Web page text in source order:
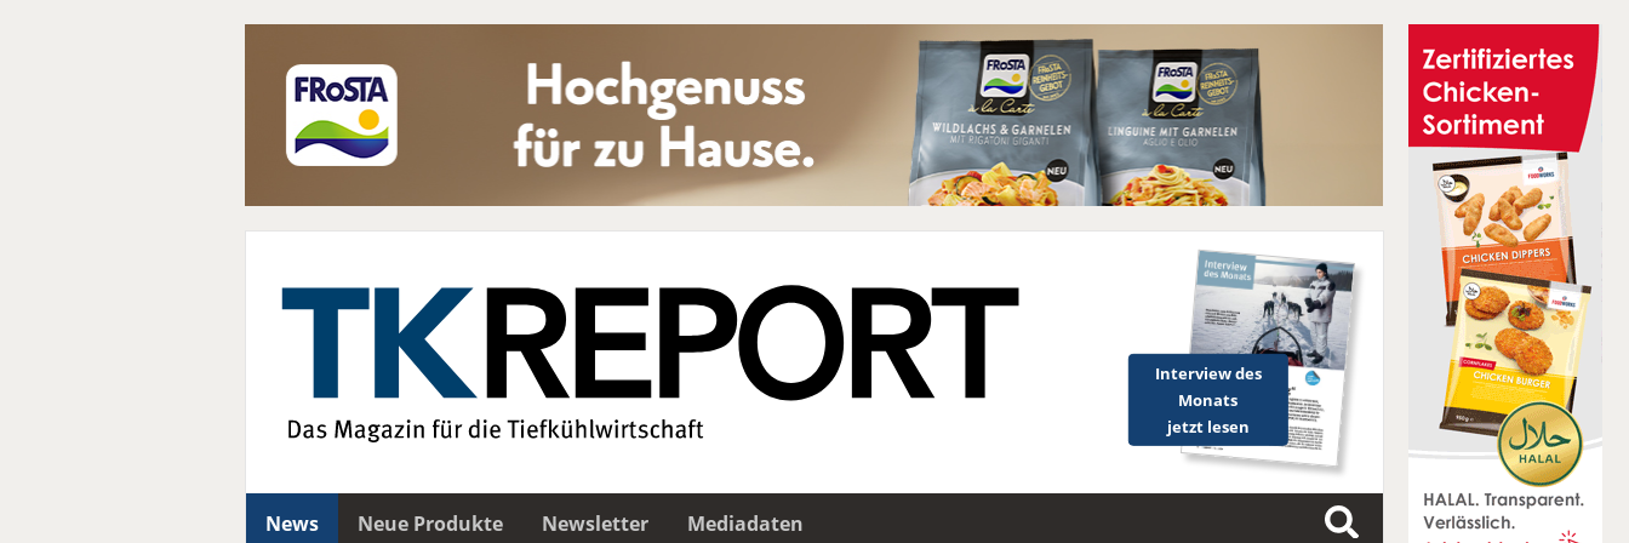
Interview des
Monats
jetzt lesen
News Neue Produkte Newsletter
Mediadaten